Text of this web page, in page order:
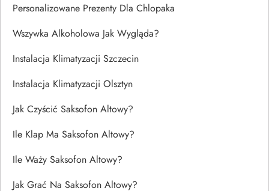
Personalizowane Prezenty Dla Chlopaka
Wszywka Alkoholowa Jak Wygląda?
Instalacja Klimatyzacji Szczecin
Instalacja Klimatyzacji Olsztyn
Jak Czyścić Saksofon Altowy?
Ile Klap Ma Saksofon Altowy?
Ile Waży Saksofon Altowy?
Jak Grać Na Saksofon Altowy?